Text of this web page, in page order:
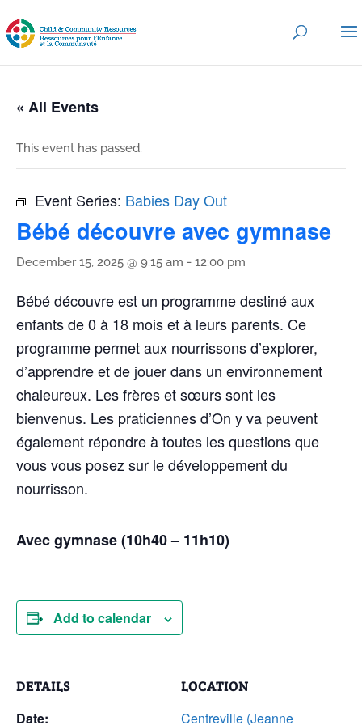
« All Events
This event has passed.
Event Series: Babies Day Out
Bébé découvre avec gymnase
December 15, 2025 @ 9:15 am - 12:00 pm
Bébé découvre est un programme destiné aux
enfants de 0 à 18 mois et à leurs parents. Ce
programme permet aux nourrissons d’explorer,
d’apprendre et de jouer dans un environnement
chaleureux. Les frères et sœurs sont les
bienvenus. Les praticiennes d’On y va peuvent
également répondre à toutes les questions que
vous vous posez sur le développement du
nourrisson.
Avec gymnase (10h40 – 11h10)
Add to calendar
DETAILS
Date:
LOCATION
Centreville (Jeanne